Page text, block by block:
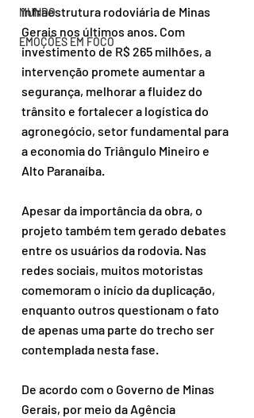
MUNDO
EMOÇÕES EM FOCO
infraestrutura rodoviária de Minas
Gerais nos últimos anos. Com
investimento de R$ 265 milhões, a
intervenção promete aumentar a
segurança, melhorar a fluidez do
trânsito e fortalecer a logística do
agronegócio, setor fundamental para
a economia do Triângulo Mineiro e
Alto Paranaíba.
Apesar da importância da obra, o
projeto também tem gerado debates
entre os usuários da rodovia. Nas
redes sociais, muitos motoristas
comemoram o início da duplicação,
enquanto outros questionam o fato
de apenas uma parte do trecho ser
contemplada nesta fase.
De acordo com o Governo de Minas
Gerais, por meio da Agência